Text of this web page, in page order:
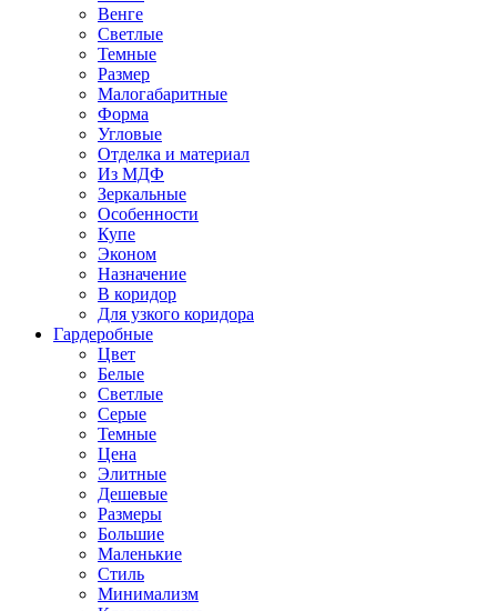
Венге
Светлые
Темные
Размер
Малогабаритные
Форма
Угловые
Отделка и материал
Из МДФ
Зеркальные
Особенности
Купе
Эконом
Назначение
В коридор
Для узкого коридора
Гардеробные
Цвет
Белые
Светлые
Серые
Темные
Цена
Элитные
Дешевые
Размеры
Большие
Маленькие
Стиль
Минимализм